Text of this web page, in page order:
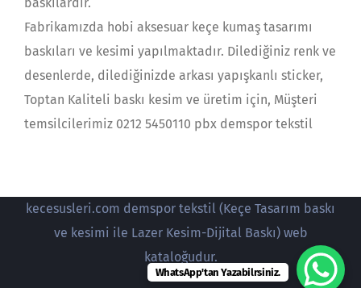
Fabrikamızda hobi aksesuar keçe kumaş tasarımı
baskıları ve kesimi yapılmaktadır. Dilediğiniz renk ve
desenlerde, dilediğinizde arkası yapışkanlı sticker,
Toptan Kaliteli baskı kesim ve üretim için, Müşteri
temsilcilerimiz 0212 5450110 pbx demspor tekstil
kecesusleri.com demspor tekstil (Keçe Tasarım baskı
ve kesimi ile Lazer Kesim-Dijital Baskı) web
kataloğudur.
WhatsApp'tan Yazabilrsiniz.